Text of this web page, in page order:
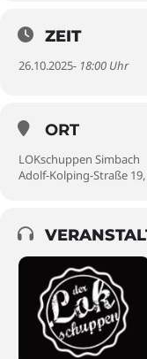
ZEIT
26.10.2025- 18:00 Uhr
ORT
LOKschuppen Simbach
Adolf-Kolping-Straße